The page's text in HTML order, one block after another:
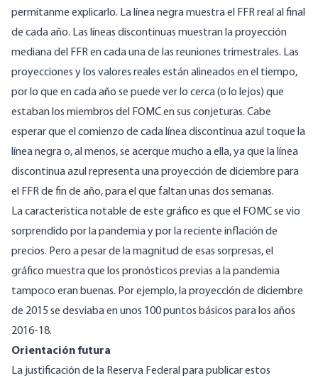
permítanme explicarlo. La línea negra muestra el FFR real al final
de cada año. Las líneas discontinuas muestran la proyección
mediana del FFR en cada una de las reuniones trimestrales. Las
proyecciones y los valores reales están alineados en el tiempo,
por lo que en cada año se puede ver lo cerca (o lo lejos) que
estaban los miembros del FOMC en sus conjeturas. Cabe
esperar que el comienzo de cada línea discontinua azul toque la
línea negra o, al menos, se acerque mucho a ella, ya que la línea
discontinua azul representa una proyección de diciembre para
el FFR de fin de año, para el que faltan unas dos semanas.
La característica notable de este gráfico es que el FOMC se vio
sorprendido por la pandemia y por la reciente inflación de
precios. Pero a pesar de la magnitud de esas sorpresas, el
gráfico muestra que los pronósticos previas a la pandemia
tampoco eran buenas. Por ejemplo, la proyección de diciembre
de 2015 se desviaba en unos 100 puntos básicos para los años
2016-18.
Orientación futura
La justificación de la Reserva Federal para publicar estos